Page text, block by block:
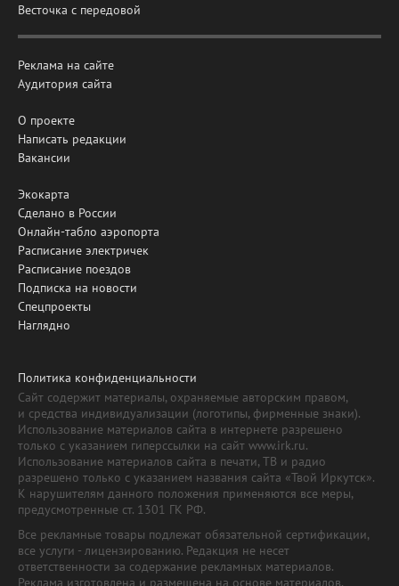
Весточка с передовой
Реклама на сайте
Аудитория сайта
О проекте
Написать редакции
Вакансии
Экокарта
Сделано в России
Онлайн-табло аэропорта
Расписание электричек
Расписание поездов
Подписка на новости
Спецпроекты
Наглядно
Политика конфиденциальности
Сайт содержит материалы, охраняемые авторским правом,
и средства индивидуализации (логотипы, фирменные знаки).
Использование материалов сайта в интернете разрешено
только с указанием гиперссылки на сайт www.irk.ru.
Использование материалов сайта в печати, ТВ и радио
разрешено только с указанием названия сайта «Твой Иркутск».
К нарушителям данного положения применяются все меры,
предусмотренные ст. 1301 ГК РФ.
Все рекламные товары подлежат обязательной сертификации,
все услуги - лицензированию. Редакция не несет
ответственности за содержание рекламных материалов.
Реклама изготовлена и размещена на основе материалов,